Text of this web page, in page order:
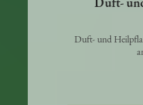
Duft-
Duft- und